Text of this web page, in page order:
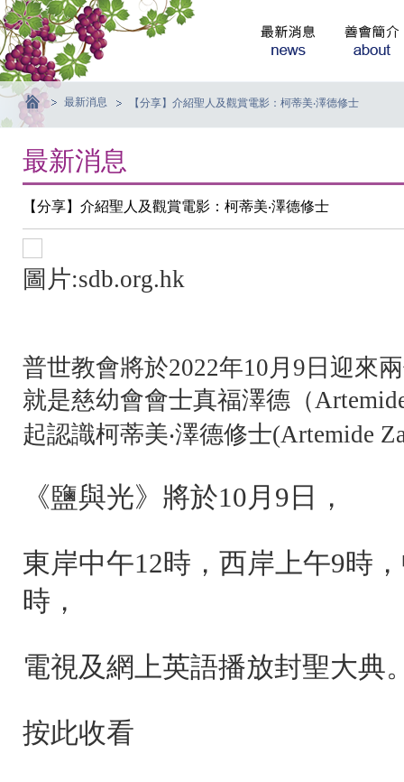
最新消息 【分享】介紹聖人及觀賞電影：柯蒂美‧澤德修士
最新消息
【分享】介紹聖人及觀賞電影：柯蒂美‧澤德修士
圖片:sdb.org.hk
普世教會將於2022年10月9日迎來
就是慈幼會會士真福澤德（
起認識柯蒂美‧澤德修士(Artemide
《鹽與光》將於10月9日，
東岸中午12時，西岸上午9時
時，
電視及網上英語播放封聖大典
按此收看